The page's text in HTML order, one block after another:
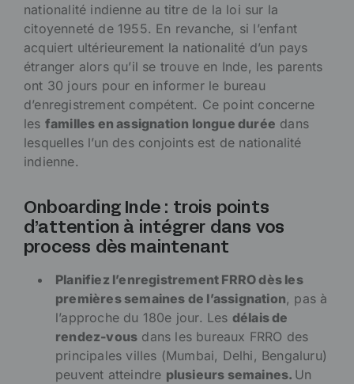
nationalité indienne au titre de la loi sur la
citoyenneté de 1955. En revanche, si l’enfant
acquiert ultérieurement la nationalité d’un pays
étranger alors qu’il se trouve en Inde, les parents
ont 30 jours pour en informer le bureau
d’enregistrement compétent. Ce point concerne
les familles en assignation longue durée dans
lesquelles l’un des conjoints est de nationalité
indienne.
Onboarding Inde : trois points
d’attention à intégrer dans vos
process dès maintenant
Planifiez l’enregistrement FRRO dès les
premières semaines de l’assignation, pas à
l’approche du 180e jour. Les délais de
rendez-vous dans les bureaux FRRO des
principales villes (Mumbai, Delhi, Bengaluru)
peuvent atteindre plusieurs semaines. Un